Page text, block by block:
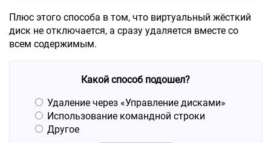
Плюс этого способа в том, что виртуальный жёсткий
диск не отключается, а сразу удаляется вместе со
всем содержимым.
Какой способ подошел?
Удаление через «Управление дисками»
Использование командной строки
Другое